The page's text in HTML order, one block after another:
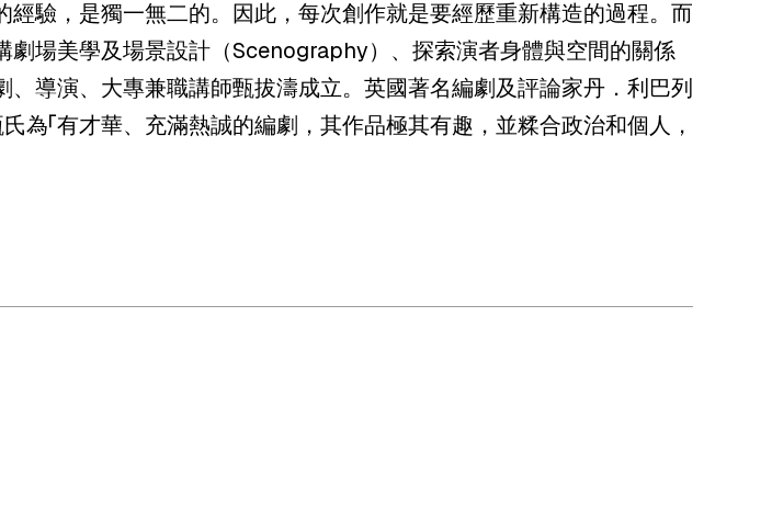
經驗，是獨一無二的。因此，每次創作就是要經歷重新構造的過程。而
劇場美學及場景設計（Scenography）、探索演者身體與空間的關係
、導演、大專兼職講師甄拔濤成立。英國著名編劇及評論家丹．利巴列
為「有才華、充滿熱誠的編劇，其作品極其有趣，並糅合政治和個人，